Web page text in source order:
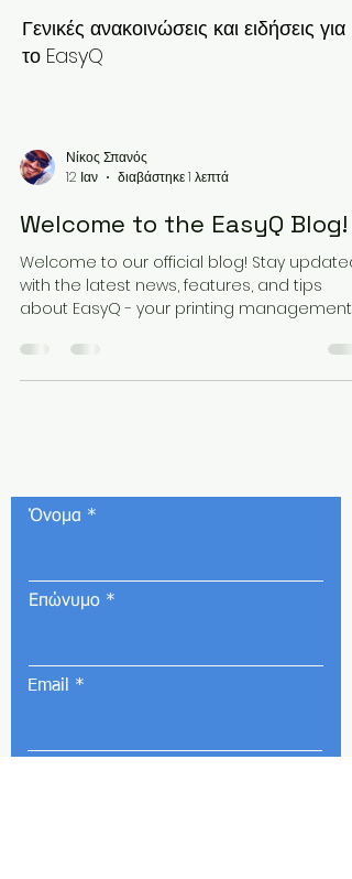
Γενικές ανακοινώσεις και ειδήσεις για
το EasyQ
Νίκος Σπανός
12 Ιαν
διαβάστηκε 1 λεπτά
Welcome to the EasyQ Blog!
Welcome to our official blog! Stay updated
with the latest news, features, and tips
about EasyQ - your printing management
Όνομα
Επώνυμο
Email